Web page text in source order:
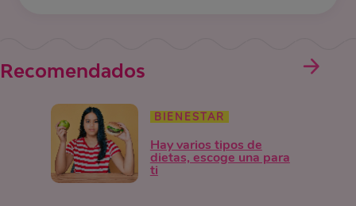
Recomendados
BIENESTAR
Hay varios tipos de
dietas, escoge una para
ti